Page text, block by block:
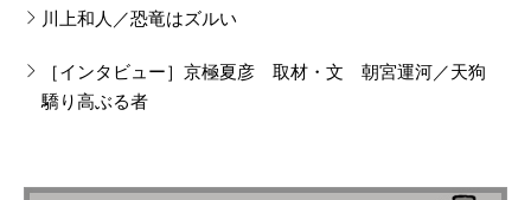
ンテンツ帝国の野望―GAFAを超える最強IT企業
―』
入山章栄／「闘い」の歴史から見るネットフリッ
川上和人／恐竜はズルい
［インタビュー］京極夏彦 取材・文 朝宮運河／天狗
驕り高ぶる者